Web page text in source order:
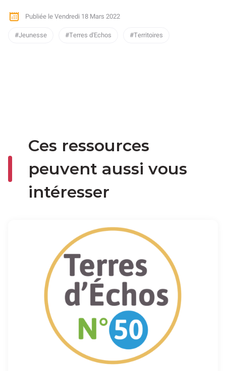
Publiée le Vendredi 18 Mars 2022
Jeunesse
Terres d'Echos Territoires
Ces ressources
peuvent aussi vous
intéresser